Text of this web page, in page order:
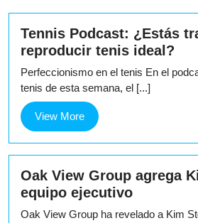
Tennis Podcast: ¿Estás
reproducir tenis ideal?
Perfeccionismo en el tenis En el
tenis de esta semana, el [...]
View MoreView
More
Oak View Group agrega
equipo ejecutivo
Oak View Group ha revelado a Kim